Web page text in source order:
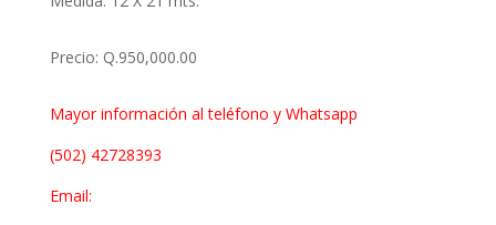
Precio: Q.950,000.00
Mayor información al teléfono y Whatsapp
(502) 42728393‬
Email: